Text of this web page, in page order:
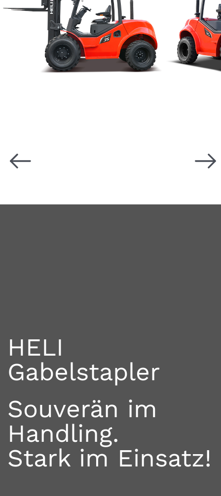
HELI
Gabelstapler
Souverän im
Handling.
Stark im Einsatz!